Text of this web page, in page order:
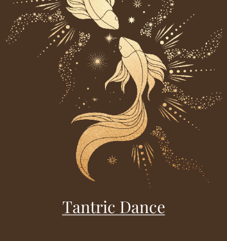
Tantric Dance